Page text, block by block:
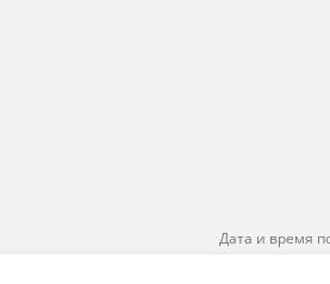
Дата и время